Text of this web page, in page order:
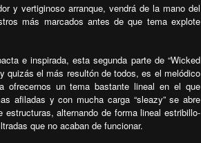
y vertiginoso arranque, vendrá de la mano del
más marcados antes de que tema explote
e inspirada, esta segunda parte de “Wicked
quizás el más resultón de todos, es el melódico
ofrecernos un tema bastante lineal en el que
afiladas y con mucha carga “sleazy” se abre
estructuras, alternando de forma lineal estribillo-
que no acaban de funcionar.